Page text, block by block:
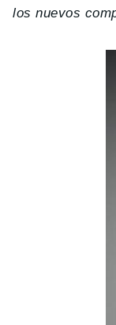
los nuevos